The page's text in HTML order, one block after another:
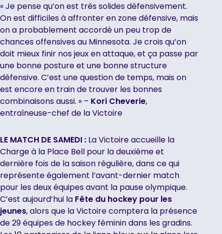
« Je pense qu’on est très solides défensivement.
On est difficiles à affronter en zone défensive, mais
on a probablement accordé un peu trop de
chances offensives au Minnesota. Je crois qu’on
doit mieux finir nos jeux en attaque, et ça passe par
une bonne posture et une bonne structure
défensive. C’est une question de temps, mais on
est encore en train de trouver les bonnes
combinaisons aussi. » – Kori Cheverie,
entraîneuse-chef de la Victoire
LE MATCH DE SAMEDI : La Victoire accueille la
Charge à la Place Bell pour la deuxième et
dernière fois de la saison régulière, dans ce qui
représente également l’avant-dernier match
pour les deux équipes avant la pause olympique.
C’est aujourd’hui la Fête du hockey pour les
jeunes, alors que la Victoire comptera la présence
de 29 équipes de hockey féminin dans les gradins.